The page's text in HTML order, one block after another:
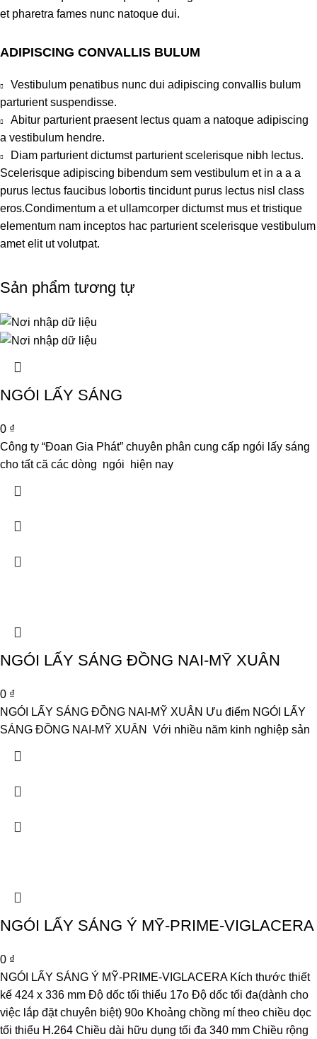
et pharetra fames nunc natoque dui.
ADIPISCING CONVALLIS BULUM
Vestibulum penatibus nunc dui adipiscing convallis bulum
parturient suspendisse.
Abitur parturient praesent lectus quam a natoque adipiscing
a vestibulum hendre.
Diam parturient dictumst parturient scelerisque nibh lectus.
Scelerisque adipiscing bibendum sem vestibulum et in a a a
purus lectus faucibus lobortis tincidunt purus lectus nisl class
eros.Condimentum a et ullamcorper dictumst mus et tristique
elementum nam inceptos hac parturient scelerisque vestibulum
amet elit ut volutpat.
Sản phẩm tương tự
NGÓI LẤY SÁNG
0 ₫
Công ty “Đoan Gia Phát” chuyên phân cung cấp ngói lấy sáng
cho tất cã các dòng ngói hiện nay
NGÓI LẤY SÁNG ĐỒNG NAI-MỸ XUÂN
0 ₫
NGÓI LẤY SÁNG ĐỒNG NAI-MỸ XUÂN Ưu điểm NGÓI LẤY
SÁNG ĐỒNG NAI-MỸ XUÂN Với nhiều năm kinh nghiệp sản
NGÓI LẤY SÁNG Ý MỸ-PRIME-VIGLACERA
0 ₫
NGÓI LẤY SÁNG Ý MỸ-PRIME-VIGLACERA Kích thước thiết
kế 424 x 336 mm Độ dốc tối thiểu 17o Độ dốc tối đa(dành cho
việc lắp đặt chuyên biệt) 90o Khoảng chồng mí theo chiều dọc
tối thiểu H.264 Chiều dài hữu dụng tối đa 340 mm Chiều rộng